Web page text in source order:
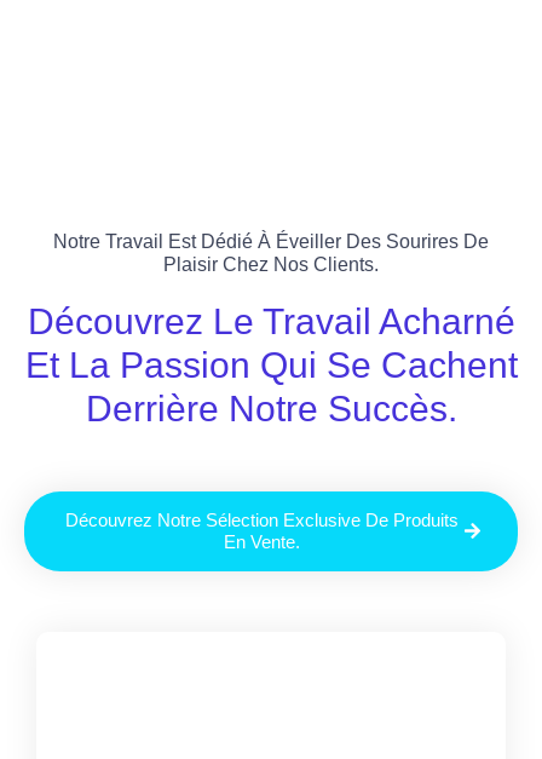
Notre Travail Est Dédié À Éveiller Des Sourires De
Plaisir Chez Nos Clients.
Découvrez Le Travail Acharné
Et La Passion Qui Se Cachent
Derrière Notre Succès.
Découvrez Notre Sélection Exclusive De Produits
En Vente.